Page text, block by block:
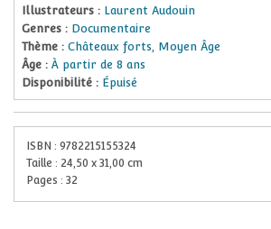
Illustrateurs : Laurent Audouin
Genres : Documentaire
Thème :Châteaux forts Moyen Âge
Âge :À partir de 8 ans
Disponibilité : Épuisé
ISBN : 9782215155324
Taille : 24,50 x 31,00 cm
Pages : 32